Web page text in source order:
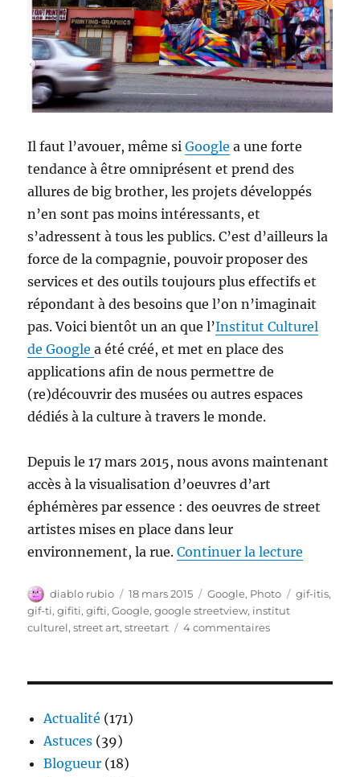
Il faut l’avouer, même siGoogle a une forte
tendance à être omniprésent et prend des
allures de big brother, les projets développés
n’en sont pas moins intéressants, et
s’adressent à tous les publics. C’est d’ailleurs la
force de la compagnie, pouvoir proposer des
services et des outils toujours plus effectifs et
répondant à des besoins que l’on n’imaginait
pas. Voici bientôt un an que l’Institut Culturel
de Googlea été créé, et met en place des
applications afin de nous permettre de
(re)découvrir des musées ou autres espaces
dédiés à la culture à travers le monde.
Depuis le 17 mars 2015, nous avons maintenant
accès à la visualisation d’oeuvres d’art
éphémères par essence : des oeuvres de street
artistes mises en place dans leur
environnement, la rue.Continuer la lecture
Auteur
diablo rubio
Publié
le
18 mars 2015 Catégories
Google, Photo Étiquettes
gif-itis,
gif-ti,gifiti,gifti,Google,google streetview, institut
culturel,street art,streetart 4 commentairessur
Actualité (171)
Astuces (39)
Blogueur (18)